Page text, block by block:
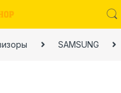
SAMSUNG